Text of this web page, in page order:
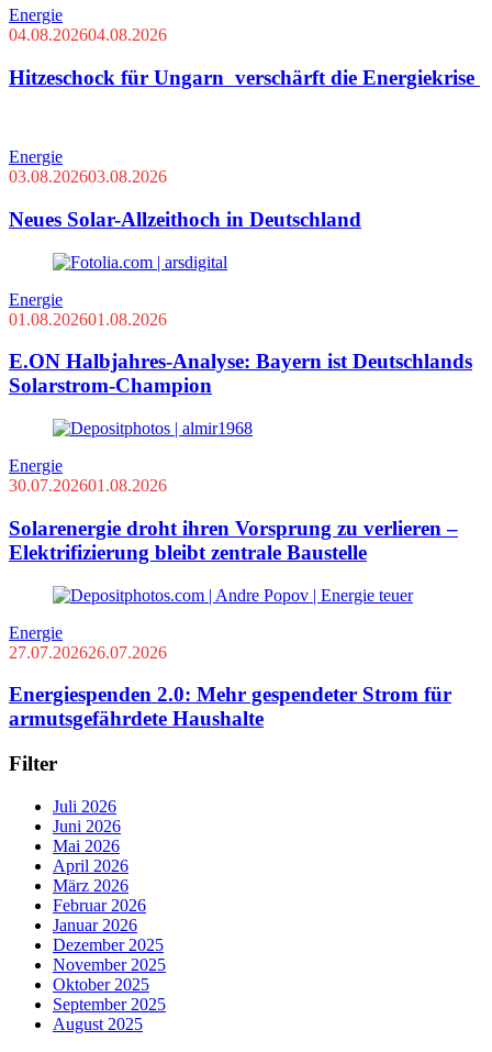
Energie
04.08.202604.08.2026
Hitzeschock für Ungarn verschärft die Energiekrise
Energie
03.08.202603.08.2026
Neues Solar-Allzeithoch in Deutschland
Energie
01.08.202601.08.2026
E.ON Halbjahres-Analyse: Bayern ist Deutschlands
Solarstrom-Champion
Energie
30.07.202601.08.2026
Solarenergie droht ihren Vorsprung zu verlieren –
Elektrifizierung bleibt zentrale Baustelle
Energie
27.07.202626.07.2026
Energiespenden 2.0: Mehr gespendeter Strom für
armutsgefährdete Haushalte
Filter
Juli 2026
Juni 2026
Mai 2026
April 2026
März 2026
Februar 2026
Januar 2026
Dezember 2025
November 2025
Oktober 2025
September 2025
August 2025